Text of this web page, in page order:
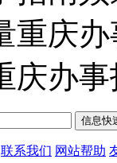
重庆
庆办
联系我们 网站帮助